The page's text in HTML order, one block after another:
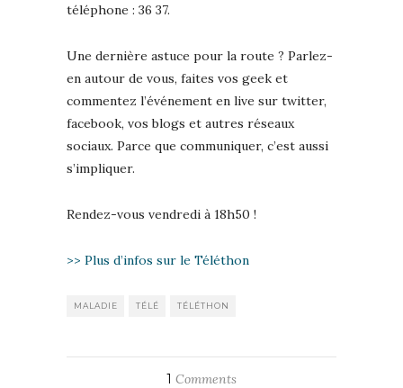
téléphone : 36 37.
Une dernière astuce pour la route ? Parlez-
en autour de vous, faites vos geek et
commentez l’événement en live sur twitter,
facebook, vos blogs et autres réseaux
sociaux. Parce que communiquer, c’est aussi
s’impliquer.
Rendez-vous vendredi à 18h50 !
>> Plus d’infos sur le Téléthon
MALADIE TÉLÉ TÉLÉTHON
1 Comments